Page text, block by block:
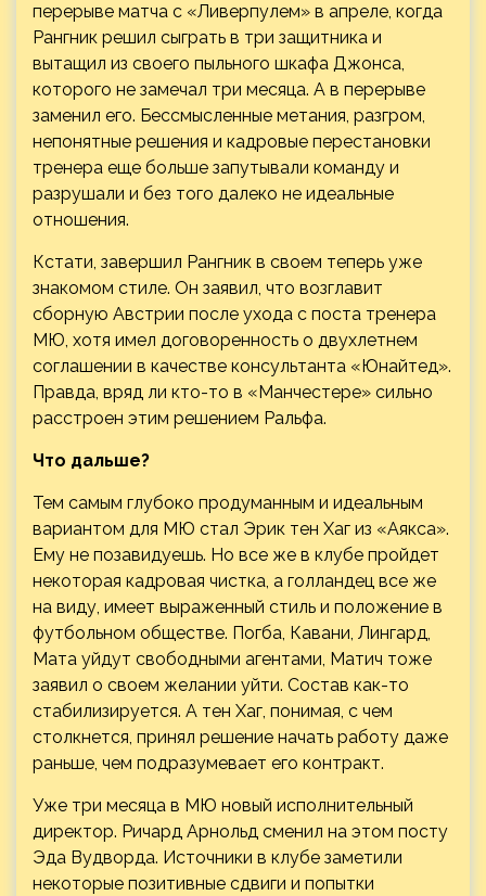
перерыве матча с «Ливерпулем» в апреле, когда
Рангник решил сыграть в три защитника и
вытащил из своего пыльного шкафа Джонса,
которого не замечал три месяца. А в перерыве
заменил его. Бессмысленные метания, разгром,
непонятные решения и кадровые перестановки
тренера еще больше запутывали команду и
разрушали и без того далеко не идеальные
отношения.
Кстати, завершил Рангник в своем теперь уже
знакомом стиле. Он заявил, что возглавит
сборную Австрии после ухода с поста тренера
МЮ, хотя имел договоренность о двухлетнем
соглашении в качестве консультанта «Юнайтед».
Правда, вряд ли кто-то в «Манчестере» сильно
расстроен этим решением Ральфа.
Что дальше?
Тем самым глубоко продуманным и идеальным
вариантом для МЮ стал Эрик тен Хаг из «Аякса».
Ему не позавидуешь. Но все же в клубе пройдет
некоторая кадровая чистка, а голландец все же
на виду, имеет выраженный стиль и положение в
футбольном обществе. Погба, Кавани, Лингард,
Мата уйдут свободными агентами, Матич тоже
заявил о своем желании уйти. Состав как-то
стабилизируется. А тен Хаг, понимая, с чем
столкнется, принял решение начать работу даже
раньше, чем подразумевает его контракт.
Уже три месяца в МЮ новый исполнительный
директор. Ричард Арнольд сменил на этом посту
Эда Вудворда. Источники в клубе заметили
некоторые позитивные сдвиги и попытки